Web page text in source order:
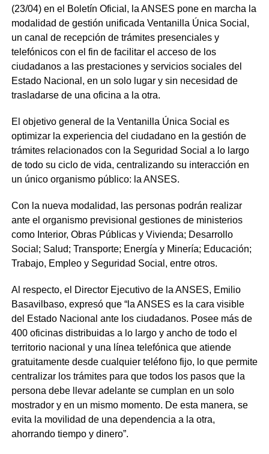
(23/04) en el Boletín Oficial, la ANSES pone en marcha la
modalidad de gestión unificada Ventanilla Única Social,
un canal de recepción de trámites presenciales y
telefónicos con el fin de facilitar el acceso de los
ciudadanos a las prestaciones y servicios sociales del
Estado Nacional, en un solo lugar y sin necesidad de
trasladarse de una oficina a la otra.
El objetivo general de la Ventanilla Única Social es
optimizar la experiencia del ciudadano en la gestión de
trámites relacionados con la Seguridad Social a lo largo
de todo su ciclo de vida, centralizando su interacción en
un único organismo público: la ANSES.
Con la nueva modalidad, las personas podrán realizar
ante el organismo previsional gestiones de ministerios
como Interior, Obras Públicas y Vivienda; Desarrollo
Social; Salud; Transporte; Energía y Minería; Educación;
Trabajo, Empleo y Seguridad Social, entre otros.
Al respecto, el Director Ejecutivo de la ANSES, Emilio
Basavilbaso, expresó que “la ANSES es la cara visible
del Estado Nacional ante los ciudadanos. Posee más de
400 oficinas distribuidas a lo largo y ancho de todo el
territorio nacional y una línea telefónica que atiende
gratuitamente desde cualquier teléfono fijo, lo que permite
centralizar los trámites para que todos los pasos que la
persona debe llevar adelante se cumplan en un solo
mostrador y en un mismo momento. De esta manera, se
evita la movilidad de una dependencia a la otra,
ahorrando tiempo y dinero”.